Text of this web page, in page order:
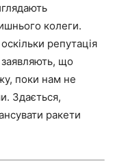
колеги.
репутація
що
поки нам не
Здається,
ракети